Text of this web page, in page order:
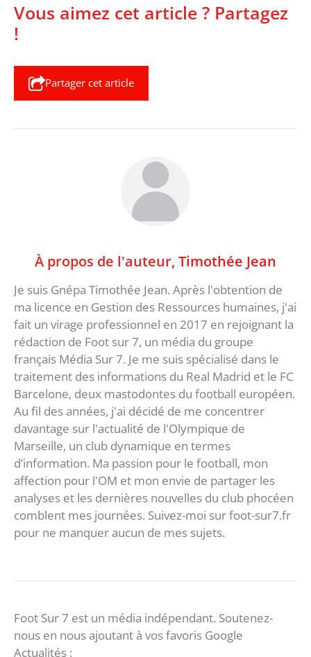
Vous aimez cet article ? Partagez
!
Partager cet article
À propos de l'auteur, Timothée Jean
Je suis Gnépa Timothée Jean. Après l'obtention de
ma licence en Gestion des Ressources humaines, j'ai
fait un virage professionnel en 2017 en rejoignant la
rédaction de Foot sur 7, un média du groupe
français Média Sur 7. Je me suis spécialisé dans le
traitement des informations du Real Madrid et le FC
Barcelone, deux mastodontes du football européen.
Au fil des années, j'ai décidé de me concentrer
davantage sur l'actualité de l'Olympique de
Marseille, un club dynamique en termes
d’information. Ma passion pour le football, mon
affection pour l'OM et mon envie de partager les
analyses et les dernières nouvelles du club phocéen
comblent mes journées. Suivez-moi sur foot-sur7.fr
pour ne manquer aucun de mes sujets.
Foot Sur 7 est un média indépendant. Soutenez-
nous en nous ajoutant à vos favoris Google
Actualités :